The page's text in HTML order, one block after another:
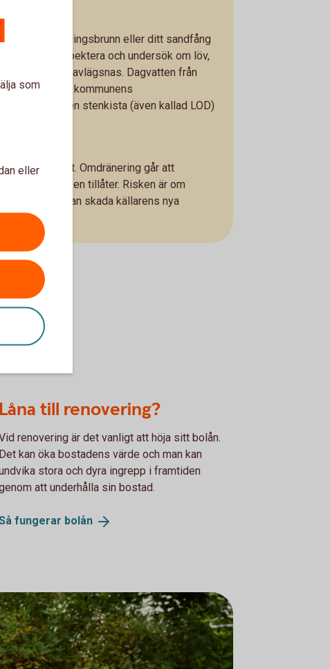
din uppsamlingsbrunn eller ditt sandfång
dagvatten. Inspektera och undersök om löv,
behöver avlägsnas. Dagvatten från
rinner ofta till kommunens
eller till en egen stenkista (även kallad LOD)
tjälen släppt. Omdränering går att
om väderleken tillåter. Risken är om
fryser och kan skada källarens nya
Låna till renovering?
renovering är det vanligt att höja sitt bolån.
Det kan öka bostadens värde och man kan
stora och dyra ingrepp i framtiden
att underhålla sin bostad.
fungerar bolån
som
eller